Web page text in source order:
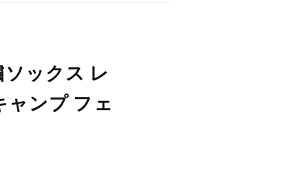
ックス レ
ャンプ フェ